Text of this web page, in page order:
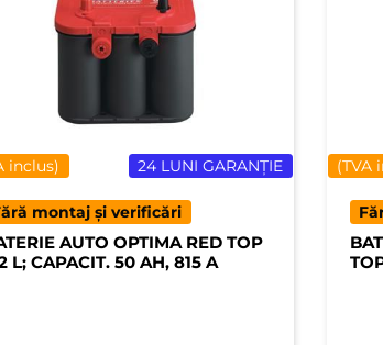
24 LUNI GARANȚIE
inclus)
montaj și verificări
AUTO OPTIMA RED TOP
L; CAPACIT. 50 AH, 815 A
(TVA